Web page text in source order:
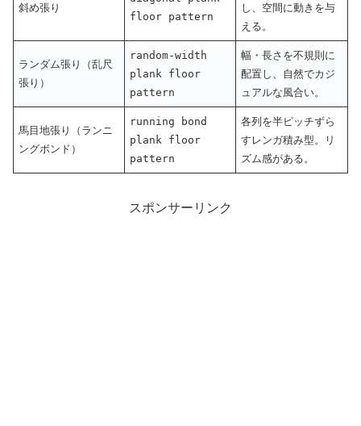
斜め張り
floor pattern
し、空間に動きを与
える。
ランダム張り（乱尺
張り）
random-width
plank floor
pattern
幅・長さを不規則に
配置し、自然でカジ
ュアルな風合い。
馬目地張り（ランニ
ングボンド）
running bond
plank floor
pattern
各列を半ピッチずら
すレンガ積み型。リ
ズム感がある。
スポンサーリンク